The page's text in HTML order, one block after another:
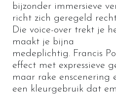
bijzonder immersieve
richt zich geregeld
Die voice-over trekt je
maakt je bijna
medeplichtig. Francis
effect met expressieve
maar rake enscenering
een kleurgebruik dat